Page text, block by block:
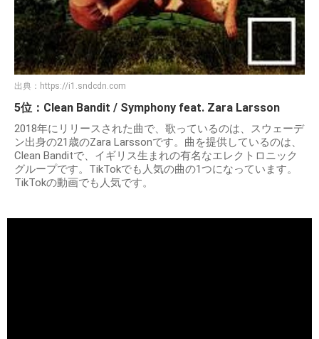
出典： https://i1.sndcdn.com
5位：Clean Bandit / Symphony feat. Zara Larsson
2018年にリリースされた曲で、歌っているのは、スウェーデ
ン出身の21歳のZara Larssonです。曲を提供しているのは、
Clean Banditで、イギリス生まれの有名なエレクトロニック
グループです。TikTokでも人気の曲の1つになっています。
TikTokの動画でも人気です。